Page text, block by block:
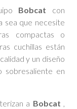
Bobcat con
sea que necesite
compactas o
cuchillas están
y un diseño
sobresaliente en
a Bobcat ,